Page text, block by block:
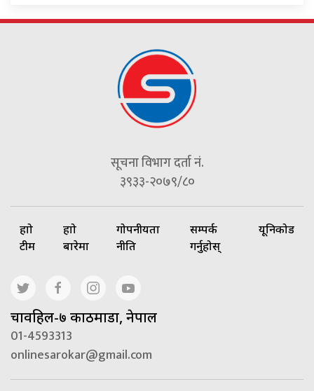
सूचना विभाग दर्ता नं.
३९३३-२०७९/८०
हाम्रो
टीम
हाम्रो
बारेमा
गोपनीयता
नीति
सम्पर्क
गर्नुहोस्
यूनिकोड
चावहिल-७ काठमाडौं, नेपाल
01-4593313
onlinesarokar@gmail.com